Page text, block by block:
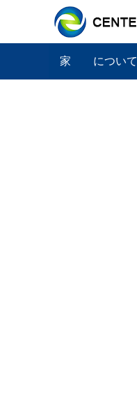
家 について